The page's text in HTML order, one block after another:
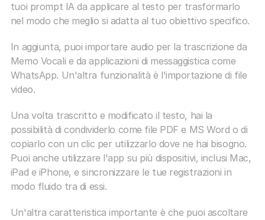
tuoi prompt IA da applicare al testo per trasformarlo
nel modo che meglio si adatta al tuo obiettivo specifico.
In aggiunta, puoi importare audio per la trascrizione da
Memo Vocali e da applicazioni di messaggistica come
WhatsApp. Un'altra funzionalità è l'importazione di file
video.
Una volta trascritto e modificato il testo, hai la
possibilità di condividerlo come file PDF e MS Word o di
copiarlo con un clic per utilizzarlo dove ne hai bisogno.
Puoi anche utilizzare l'app su più dispositivi, inclusi Mac,
iPad e iPhone, e sincronizzare le tue registrazioni in
modo fluido tra di essi.
Un'altra caratteristica importante è che puoi ascoltare